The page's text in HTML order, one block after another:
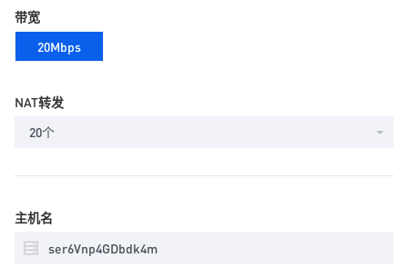
带宽
20Mbps
NAT转发
20个
主机名